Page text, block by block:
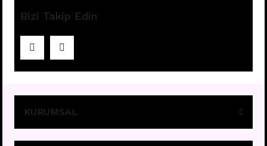
Fiyatları görebilmek içinüye girişi yapınız.
Bizi Takip Edin
KURUMSAL